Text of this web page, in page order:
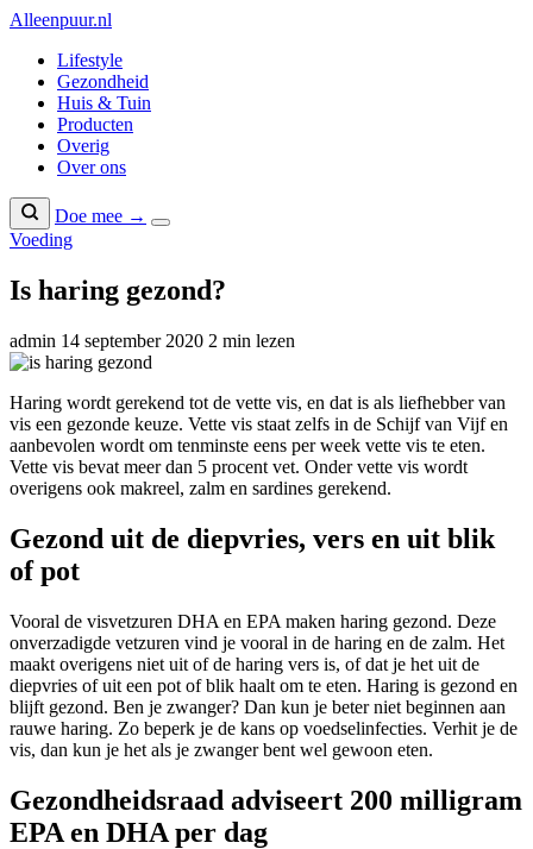
Naar
Alleenpuur.nl
Lifestyle
Gezondheid
Huis & Tuin
Producten
Overig
Over ons
Doe mee →
Voeding
Is haring gezond?
admin 14 september 2020 2 min lezen
Haring wordt gerekend tot de vette vis, en dat is als liefhebber van
vis een gezonde keuze. Vette vis staat zelfs in de Schijf van Vijf en
aanbevolen wordt om tenminste eens per week vette vis te eten.
Vette vis bevat meer dan 5 procent vet. Onder vette vis wordt
overigens ook makreel, zalm en sardines gerekend.
Gezond uit de diepvries, vers en uit blik
of pot
Vooral de visvetzuren DHA en EPA maken haring gezond. Deze
onverzadigde vetzuren vind je vooral in de haring en de zalm. Het
maakt overigens niet uit of de haring vers is, of dat je het uit de
diepvries of uit een pot of blik haalt om te eten. Haring is gezond en
blijft gezond. Ben je zwanger? Dan kun je beter niet beginnen aan
rauwe haring. Zo beperk je de kans op voedselinfecties. Verhit je de
vis, dan kun je het als je zwanger bent wel gewoon eten.
Gezondheidsraad adviseert 200 milligram
EPA en DHA per dag